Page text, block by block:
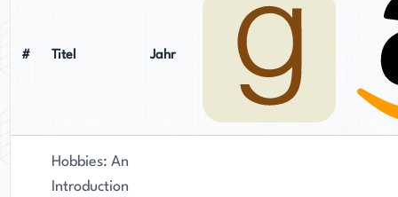
# Titel Jahr
Hobbies: An
Introduction